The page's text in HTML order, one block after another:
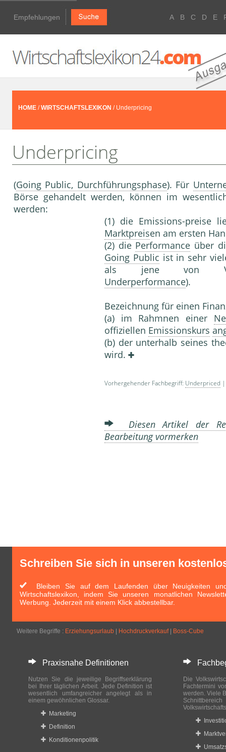
Empfehlungen A B C D E
HOME /WIRTSCHAFTSLEXIKON / Underpricing
Underpricing
(Going Public, Durchführungsphase). Für
Börse gehandelt werden, können im
werden:
(1) die Emissions-preise
Marktpreisen am ersten
(2) die Performance über
Going Public ist in sehr
als jene von
Underperformance).
Bezeichnung für einen
(a) im Rahmnen einer
offiziellen Emissionskurs
(b) der unterhalb seines
wird.
Vorhergehender Fachbegriff: Underpriced
Diesen Artikel der
Bearbeitung vormerken
Schreiben Sie sich in unseren
Bleiben Sie auf dem Laufenden über Neuigkeiten
Wirtschaftslexikon, indem Sie unseren monatlichen
Werbung. Jederzeit mit einem Klick abbestellbar.
Weitere Begriffe : Erziehungsurlaub Hochdruckverkauf| Boss-Cube
Praxisnahe Definitionen
Nutzen Sie die jeweilige Begriffserklärung
bei Ihrer täglichen Arbeit. Jede Definition ist
wesentlich umfangreicher angelegt als in
einem gewöhnlichen Glossar.
Marketing
Definition
Konditionenpolitik
Die
Fachtermini
werden. Viele